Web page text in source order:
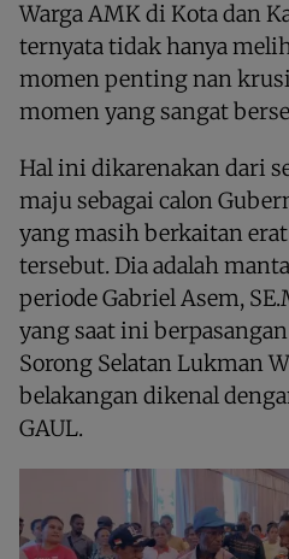
Warga AMK di Kota dan
ternyata tidak hanya
momen penting nan
momen yang sangat
Hal ini dikarenakan dari
maju sebagai calon
yang masih berkaitan
tersebut. Dia adalah
periode Gabriel Asem,
yang saat ini
Sorong Selatan Lukman
belakangan dikenal
GAUL.